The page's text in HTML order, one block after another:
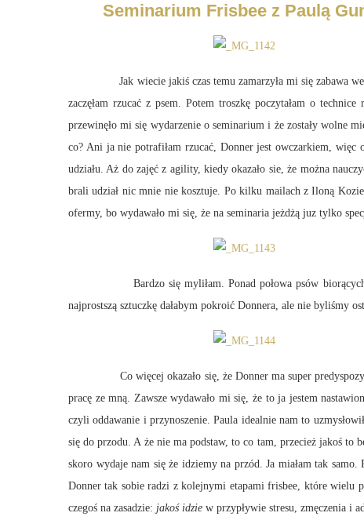
Seminarium Frisbee z Paulą
Jak wiecie jakiś czas temu zamarzyła mi się zabawa we
zaczęłam rzucać z psem. Potem troszkę poczytałam o
przewinęło mi się wydarzenie o seminarium i że zostały wolne
co? Ani ja nie potrafiłam rzucać, Donner jest owczarkiem, więc
udziału. Aż do zajęć z agility, kiedy okazało sie, że można
brali udział nic mnie nie kosztuje. Po kilku mailach z Iloną
ofermy, bo wydawało mi się, że na seminaria jeżdżą juz tylko
Bardzo się myliłam. Ponad połowa psów biorących
najprostszą sztuczkę dałabym pokroić Donnera, ale nie byliśmy
Co więcej okazało się, że Donner ma super predyspozycje.
pracę ze mną. Zawsze wydawało mi się, że to ja jestem
czyli oddawanie i przynoszenie. Paula idealnie nam to
się do przodu. A że nie ma podstaw, to co tam, przecież jakoś to
skoro wydaje nam się że idziemy na przód. Ja miałam tak
Donner tak sobie radzi z kolejnymi etapami frisbee, które wielu
czegoś na zasadzie: jakoś idzie w przypływie stresu, zmęczenia i